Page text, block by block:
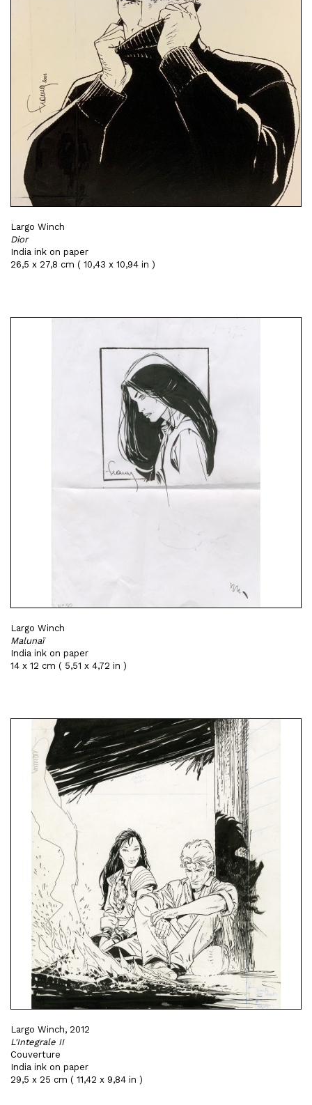
Largo Winch
Dior
India ink on paper
26,5 x 27,8 cm ( 10,43 x 10,94 in )
Largo Winch
Malunaï
India ink on paper
14 x 12 cm ( 5,51 x 4,72 in )
Largo Winch, 2012
L'Integrale II
Couverture
India ink on paper
29,5 x 25 cm ( 11,42 x 9,84 in )